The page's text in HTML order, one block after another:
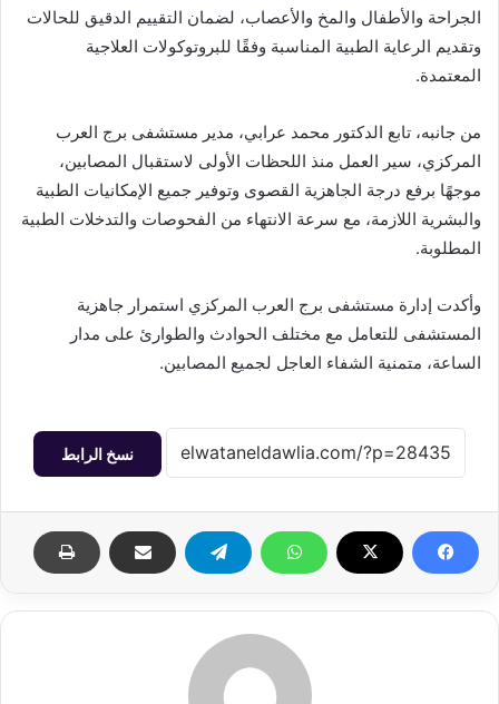
الجراحة والأطفال والمخ والأعصاب، لضمان التقييم الدقيق للحالات
وتقديم الرعاية الطبية المناسبة وفقًا للبروتوكولات العلاجية
المعتمدة.
من جانبه، تابع الدكتور محمد عرابي، مدير مستشفى برج العرب
المركزي، سير العمل منذ اللحظات الأولى لاستقبال المصابين،
موجهًا برفع درجة الجاهزية القصوى وتوفير جميع الإمكانيات الطبية
والبشرية اللازمة، مع سرعة الانتهاء من الفحوصات والتدخلات الطبية
المطلوبة.
وأكدت إدارة مستشفى برج العرب المركزي استمرار جاهزية
المستشفى للتعامل مع مختلف الحوادث والطوارئ على مدار
الساعة، متمنية الشفاء العاجل لجميع المصابين.
نسخ الرابط